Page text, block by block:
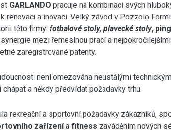
GARLANDO pracuje na kombinaci svých
renovaci a inovaci. Velký závod v Pozzolo
této firmy: fotbalové stoly, plavecké stoly,
mezi řemeslnou prací a
zaregistrované patenty.
není omezována neustálými
a někdy předvídat požadavky trhu.
rekreační a sportovní požadavky zákazníků,
zařízenía fitness zaváděním nových